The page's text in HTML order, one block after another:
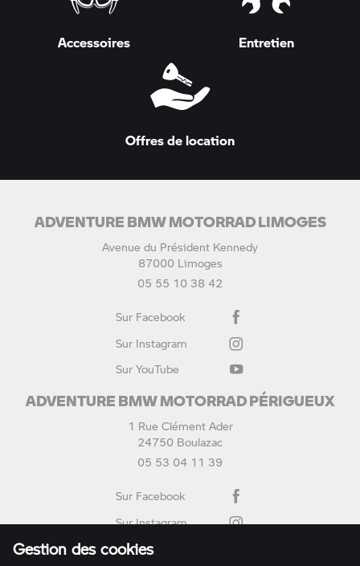
Accessoires Entretien
Offres de location
ADVENTURE BMW MOTORRAD LIMOGES
Avenue du Président Kennedy
87000 Limoges
05 55 10 38 42
Sur Facebook
Sur Instagram
Sur YouTube
ADVENTURE BMW MOTORRAD PÉRIGUEUX
1 Rue Clément Ader
24750 Boulazac
05 53 04 11 39
Sur Facebook
Sur Instagram
Sur YouTube
Gestion des cookies